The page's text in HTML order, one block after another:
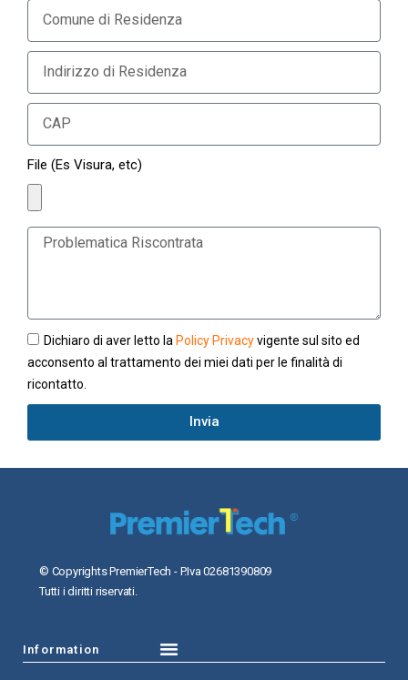
File (Es Visura, etc)
Dichiaro di aver letto la Policy Privacyvigente sul sito ed
acconsento al trattamento dei miei dati per le finalità di
ricontatto.
Invia
© Copyrights PremierTech - P.Iva 02681390809
Tutti i diritti riservati.
Information